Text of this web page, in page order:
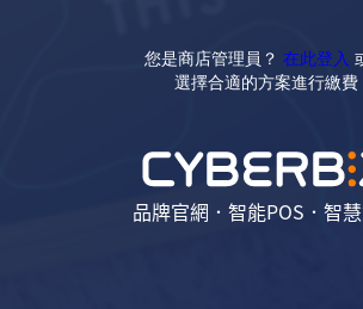
您是商店管理員？ 在此登入
選擇合適的方案進行繳費